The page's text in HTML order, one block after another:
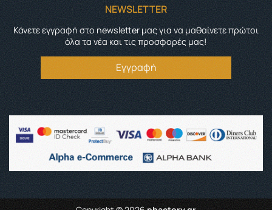
NEWSLETTER
Κάνετε εγγραφή στο newsletter μας για να μαθαίνετε πρώτοι
όλα τα νέα και τις προσφορές μας!
Εγγραφή